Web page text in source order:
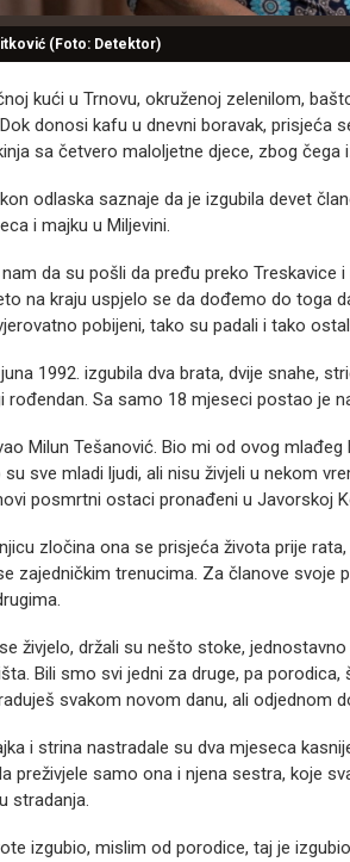
(Foto: Detektor)
kući u Trnovu, okruženoj zelenilom,
donosi kafu u dnevni boravak, prisjeća
sa četvero maloljetne djece, zbog
odlaska saznaje da je izgubila devet
i majku u Miljevini.
nam da su pošli da pređu preko
na kraju uspjelo se da dođemo do toga
pobijeni, tako su padali i tako
1992. izgubila dva brata, dvije snahe,
rođendan. Sa samo 18 mjeseci postao je
Milun Tešanović. Bio mi od ovog
sve mladi ljudi, ali nisu živjeli u nekom
posmrtni ostaci pronađeni u Javorskoj
zločina ona se prisjeća života prije
zajedničkim trenucima. Za članove svoje
živjelo, držali su nešto stoke,
Bili smo svi jedni za druge, pa
svakom novom danu, ali odjednom
i strina nastradale su dva mjeseca
preživjele samo ona i njena sestra, koje
stradanja.
izgubio, mislim od porodice, taj je